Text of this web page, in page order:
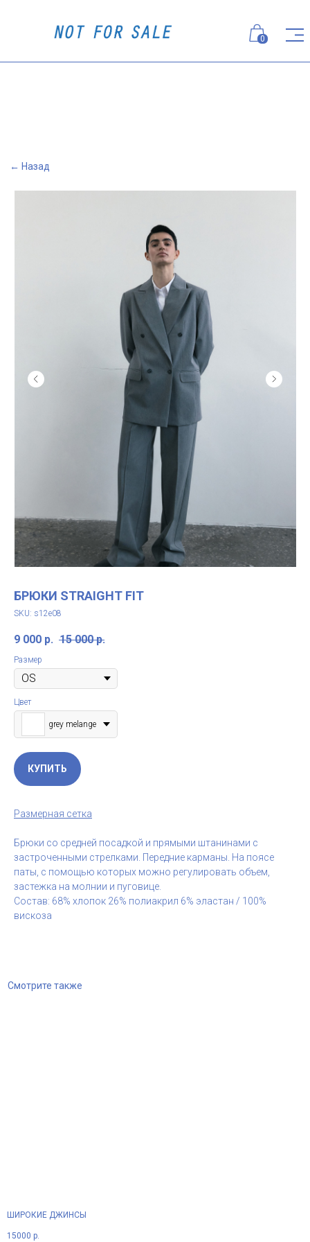
0
← Назад
БРЮКИ STRAIGHT FIT
SKU: s12e08
9 000 р. 15 000 р.
Размер
Цвет
grey melange
КУПИТЬ
Размерная сетка
Брюки со средней посадкой и прямыми штанинами с
застроченными стрелками. Передние карманы. На поясе
паты, с помощью которых можно регулировать объем,
застежка на молнии и пуговице.
Состав: 68% хлопок 26% полиакрил 6% эластан / 100%
вискоза
Смотрите также
ШИРОКИЕ ДЖИНСЫ
15000 р.